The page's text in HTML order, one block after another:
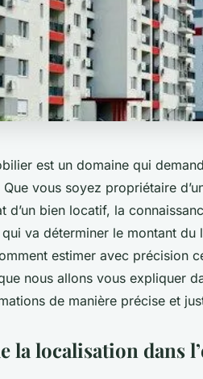
est un domaine qui
Que vous soyez propriétaire
d’un bien locatif, la
qui va déterminer le montant
estimer avec précision
nous allons vous expliquer
de manière précise et
la localisation dans